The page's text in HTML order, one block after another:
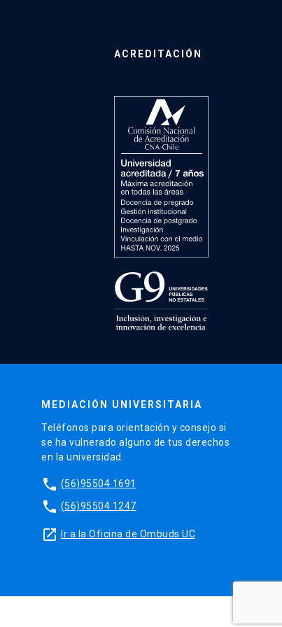
ACREDITACIÓN
MEDIACIÓN UNIVERSITARIA
Teléfonos para orientación y consejo si
se ha vulnerado alguno de tus derechos
en la universidad.
phone (56)95504 1691
phone (56)95504 1247
launch Ir a la Oficina de Ombuds UC